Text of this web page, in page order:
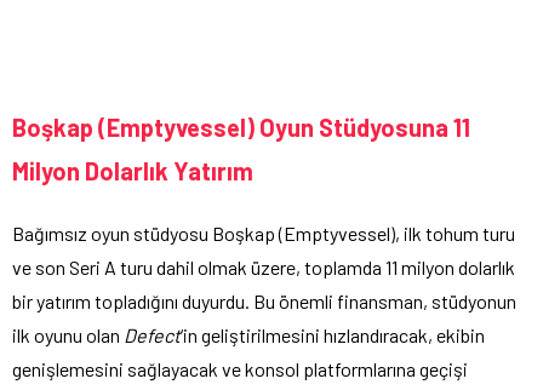
Boşkap (Emptyvessel) Oyun Stüdyosuna 11
Milyon Dolarlık Yatırım
Bağımsız oyun stüdyosu Boşkap (Emptyvessel), ilk tohum turu
ve son Seri A turu dahil olmak üzere, toplamda 11 milyon dolarlık
bir yatırım topladığını duyurdu. Bu önemli finansman, stüdyonun
ilk oyunu olan Defect‘in geliştirilmesini hızlandıracak, ekibin
genişlemesini sağlayacak ve konsol platformlarına geçişi